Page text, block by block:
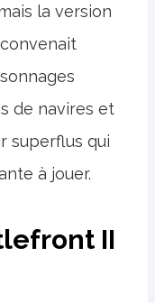
la version
de navires et
superflus qui
à jouer.
II